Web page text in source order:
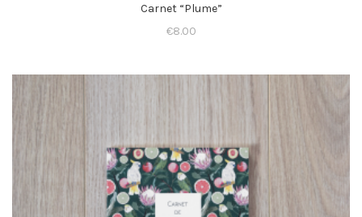
Carnet “Plume”
€8.00